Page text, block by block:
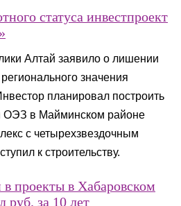
статуса инвестпроект
Алтай заявило о лишении
значения
планировал построить
ОЭЗ в Майминском районе
с четырехзвездочным
к строительству.
проекты в Хабаровском
руб. за 10 лет